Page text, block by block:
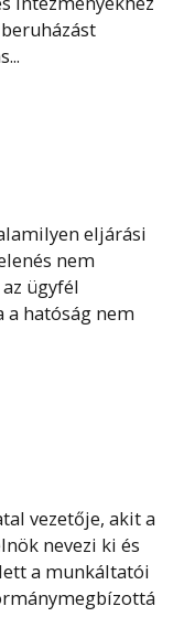
eljárási
nem
ügyfél
hatóság nem
vezetője, akit a
nevezi ki és
a munkáltatói